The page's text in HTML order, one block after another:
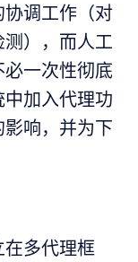
调工作（对
），而人工
一次性彻底
加入代理功
响，并为下
多代理框